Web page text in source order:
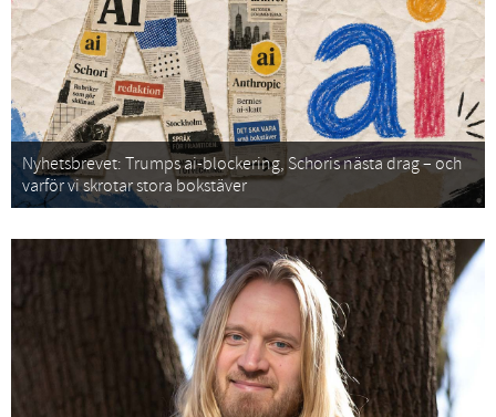
Nyhetsbrevet: Trumps ai-blockering, Schoris nästa drag – och
varför vi skrotar stora bokstäver